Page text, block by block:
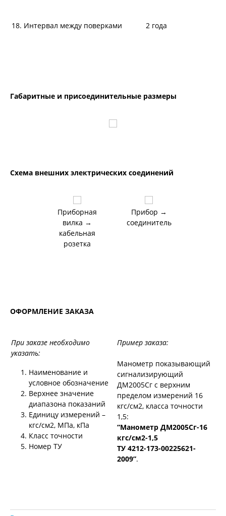
18. Интервал между поверками 2 года
Габаритные и присоединительные размеры
Схема внешних электрических соединений
Приборная
вилка →
кабельная
розетка
Прибор →
соединитель
ОФОРМЛЕНИЕ ЗАКАЗА
При заказе необходимо
указать:
Наименование и
условное обозначение
Верхнее значение
диапазона показаний
Единицу измерений –
кгс/см2, МПа, кПа
Класс точности
Номер ТУ
Пример заказа:
Манометр показывающий
сигнализирующий
ДМ2005Сг с верхним
пределом измерений 16
кгс/см2, класса точности
1,5:
“Манометр ДМ2005Сг-16
кгс/см2-1,5
ТУ 4212-173-00225621-
2009”.